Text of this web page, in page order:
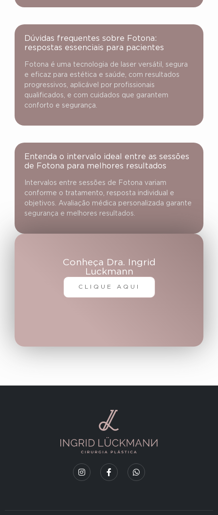
Dúvidas frequentes sobre Fotona:
respostas essenciais para pacientes
Fotona é uma tecnologia de laser versátil, segura
e eficaz para estética e saúde, com resultados
progressivos, aplicável por profissionais
qualificados, e com cuidados que garantem
conforto e segurança.
Entenda o intervalo ideal entre as sessões
de Fotona para melhores resultados
Intervalos entre sessões de Fotona variam
conforme o tratamento, resposta individual e
objetivos. Avaliação médica personalizada garante
segurança e melhores resultados.
Conheça Dra. Ingrid
Luckmann
CLIQUE AQUI